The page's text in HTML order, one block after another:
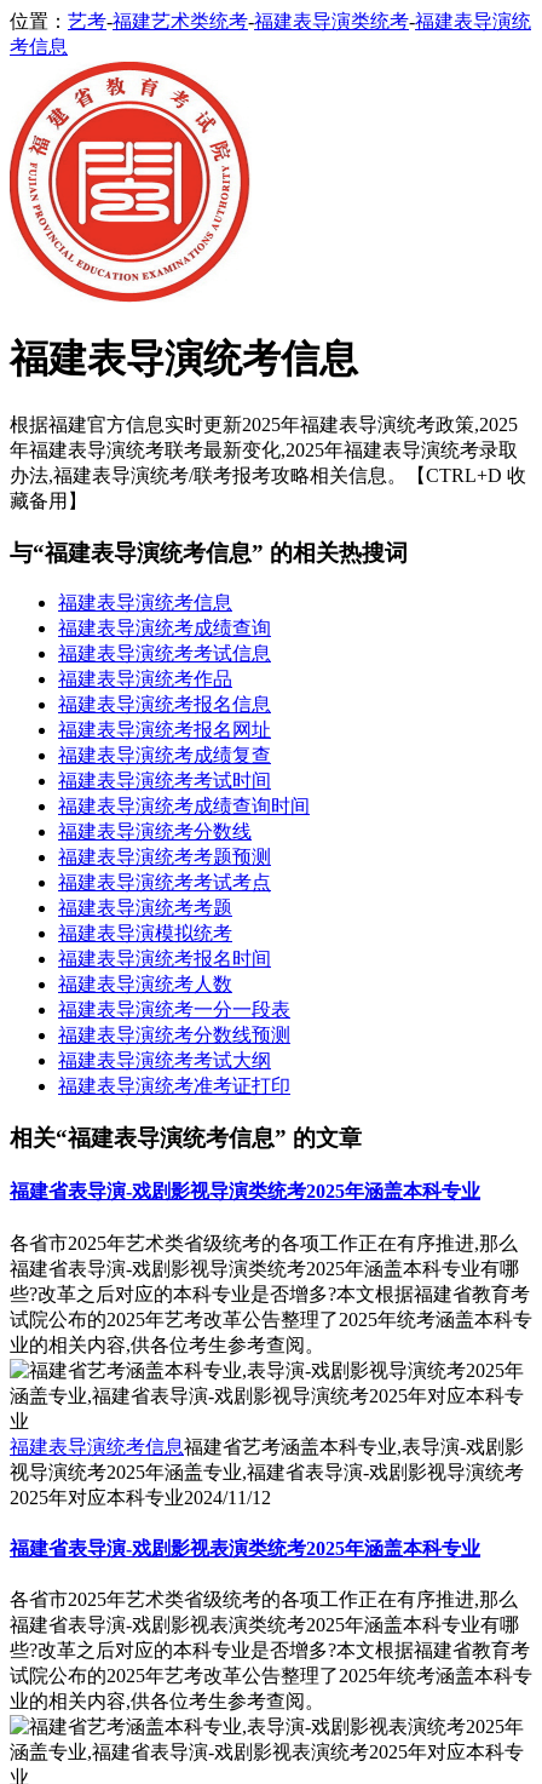
位置： 艺考-福建艺术类统考-福建表导演类统考-福建表导演统
考信息
福建表导演统考信息
根据福建官方信息实时更新2025年福建表导演统考政策,2025
年福建表导演统考联考最新变化,2025年福建表导演统考录取
办法,福建表导演统考/联考报考攻略相关信息。【CTRL+D 收
藏备用】
与“福建表导演统考信息” 的相关热搜词
福建表导演统考信息
福建表导演统考成绩查询
福建表导演统考考试信息
福建表导演统考作品
福建表导演统考报名信息
福建表导演统考报名网址
福建表导演统考成绩复查
福建表导演统考考试时间
福建表导演统考成绩查询时间
福建表导演统考分数线
福建表导演统考考题预测
福建表导演统考考试考点
福建表导演统考考题
福建表导演模拟统考
福建表导演统考报名时间
福建表导演统考人数
福建表导演统考一分一段表
福建表导演统考分数线预测
福建表导演统考考试大纲
福建表导演统考准考证打印
相关“福建表导演统考信息” 的文章
福建省表导演-戏剧影视导演类统考2025年涵盖本科专业
各省市2025年艺术类省级统考的各项工作正在有序推进,那么
福建省表导演-戏剧影视导演类统考2025年涵盖本科专业有哪
些?改革之后对应的本科专业是否增多?本文根据福建省教育考
试院公布的2025年艺考改革公告整理了2025年统考涵盖本科专
业的相关内容,供各位考生参考查阅。
福建表导演统考信息福建省艺考涵盖本科专业,表导演-戏剧影
视导演统考2025年涵盖专业,福建省表导演-戏剧影视导演统考
2025年对应本科专业2024/11/12
福建省表导演-戏剧影视表演类统考2025年涵盖本科专业
各省市2025年艺术类省级统考的各项工作正在有序推进,那么
福建省表导演-戏剧影视表演类统考2025年涵盖本科专业有哪
些?改革之后对应的本科专业是否增多?本文根据福建省教育考
试院公布的2025年艺考改革公告整理了2025年统考涵盖本科专
业的相关内容,供各位考生参考查阅。